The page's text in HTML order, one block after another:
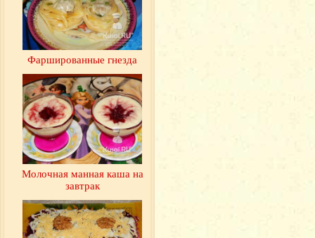
Фаршированные гнезда
Молочная манная каша на
завтрак